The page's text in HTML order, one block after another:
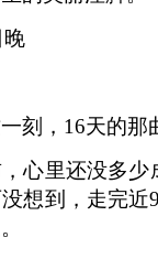
晚
刻，16天的那
心里还没多
到，走完近